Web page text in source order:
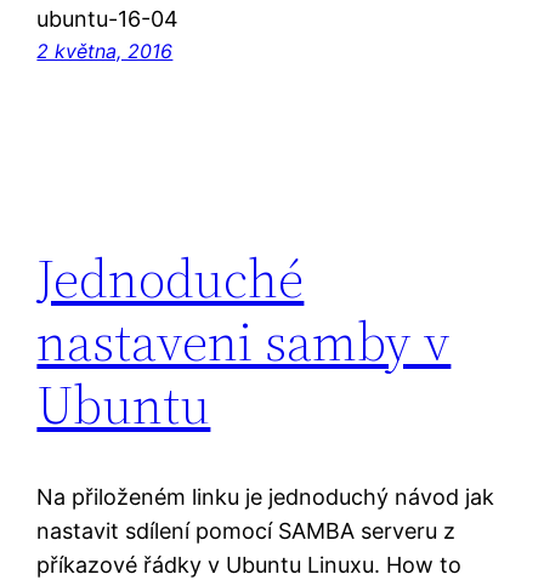
ubuntu-16-04
2 května, 2016
Jednoduché
nastaveni samby v
Ubuntu
Na přiloženém linku je jednoduchý návod jak
nastavit sdílení pomocí SAMBA serveru z
příkazové řádky v Ubuntu Linuxu. How to